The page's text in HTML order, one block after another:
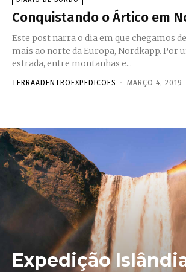
Conquistando o Ártico em
Este post narra o dia em que chegamos
mais ao norte da Europa, Nordkapp. Por uma estreita
estrada, entre montanhas e...
TERRAADENTROEXPEDICOES - MARÇO 4, 2019
Expedição